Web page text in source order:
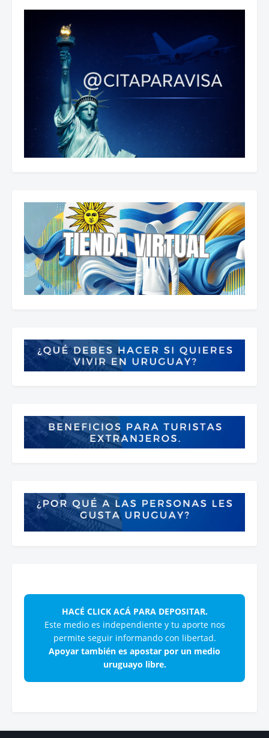
HACÉ CLICK ACÁ PARA DEPOSITAR.
Este medio es independiente y tu aporte nos
permite seguir informando con libertad.
Apoyar también es apostar por un medio
uruguayo libre.